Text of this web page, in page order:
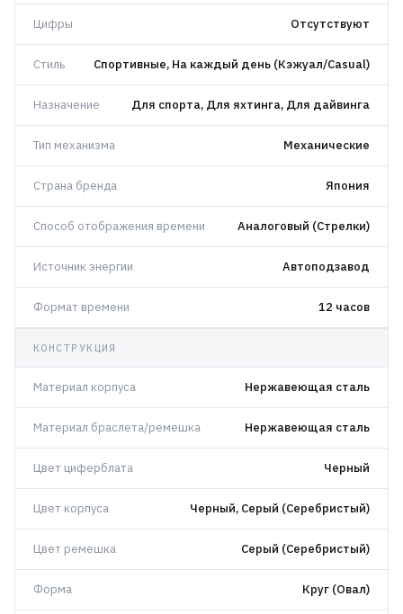
Цифры Отсутствуют
Стиль Спортивные, На каждый день (Кэжуал/Casual)
Назначение Для спорта, Для яхтинга, Для дайвинга
Тип механизма Механические
Страна бренда Япония
Способ отображения времени Аналоговый (Стрелки)
Источник энергии Автоподзавод
Формат времени 12 часов
КОНСТРУКЦИЯ
Материал корпуса Нержавеющая сталь
Материал браслета/ремешка Нержавеющая сталь
Цвет циферблата Черный
Цвет корпуса Черный, Серый (Серебристый)
Цвет ремешка Серый (Серебристый)
Форма Круг (Овал)